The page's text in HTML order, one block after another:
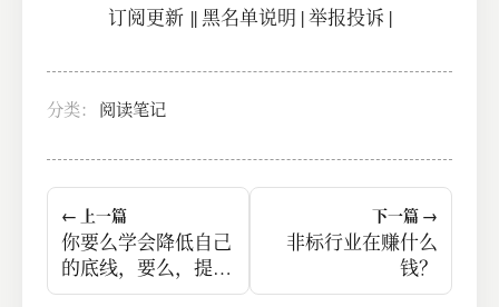
订阅更新||黑名单说明 |举报投诉 |
分类： 阅读笔记
← 上一篇
你要么学会降低自己
的底线，要么，提升
自己的实力。
下一篇 →
非标行业在赚什么
钱？